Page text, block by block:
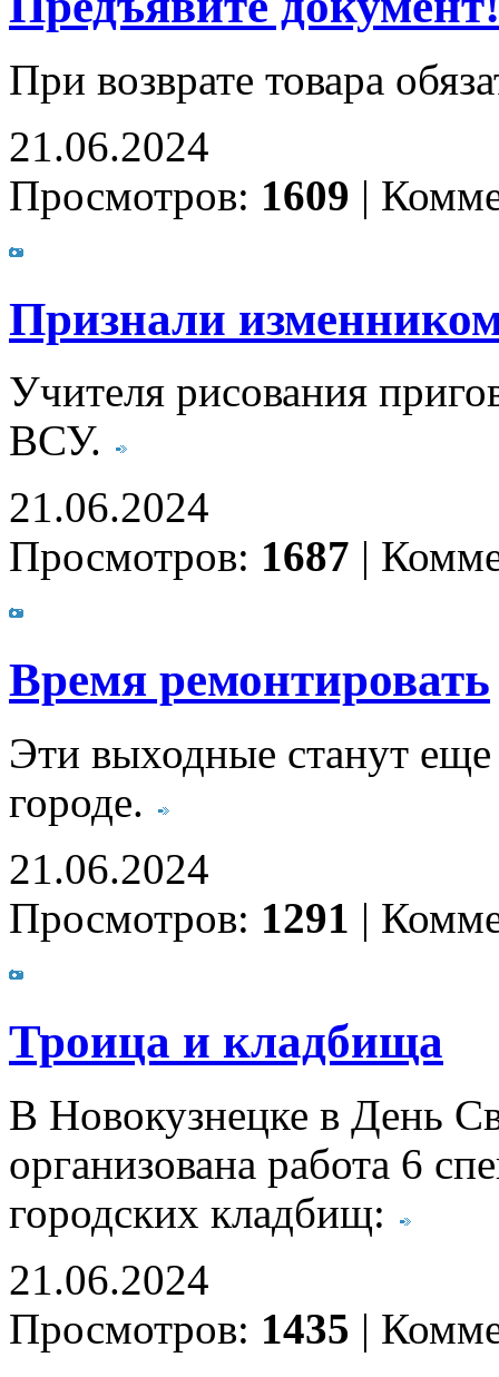
При возврате товара
21.06.2024
Просмотров: 1609 |
Признали
Учителя рисования
ВСУ.
21.06.2024
Просмотров: 1687 |
Время ремонтировать
Эти выходные станут
городе.
21.06.2024
Просмотров: 1291 |
Троица и кладбища
В Новокузнецке в День
организована работа 6
городских кладбищ:
21.06.2024
Просмотров: 1435 |